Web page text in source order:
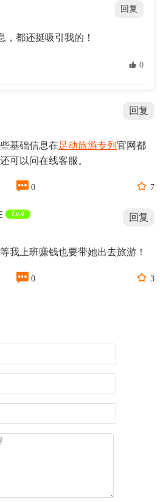
回复
，都还挺吸引我的！
 0
回复
基础信息在足动旅游专列 官网都
可以问在线客服。
 0  7
Lv.4 回复
我上班赚钱也要带她出去旅游！
 0  3